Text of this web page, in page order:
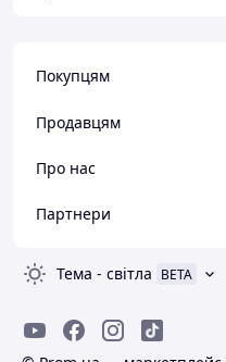
Покупцям
Продавцям
Про нас
Партнери
Тема - світла BETA